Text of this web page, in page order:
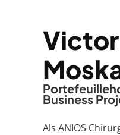
Victor
Business
Als ANIOS